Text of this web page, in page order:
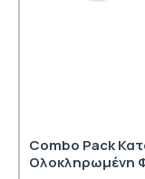
Combo Pack
Ολοκληρωμένη